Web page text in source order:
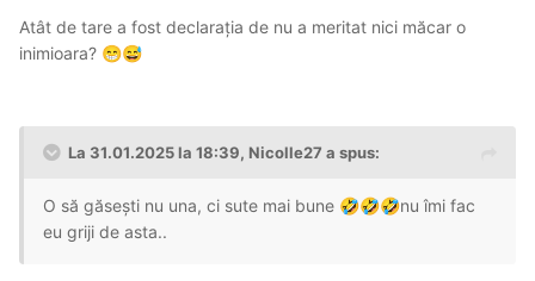
Atât de tare a fost declarația de nu a meritat nici măcar o
inimioara? 😁😅
La 31.01.2025 la 18:39, Nicolle27 a spus:
O să găsești nu una, ci sute mai bune 🤣🤣🤣nu îmi fac
eu griji de asta..